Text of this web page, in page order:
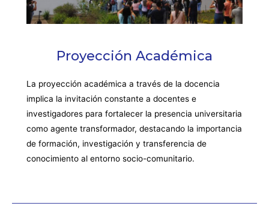
Proyección Académica
La proyección académica a través de la docencia
implica la invitación constante a docentes e
investigadores para fortalecer la presencia universitaria
como agente transformador, destacando la importancia
de formación, investigación y transferencia de
conocimiento al entorno socio-comunitario.